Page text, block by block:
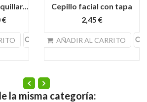
€
search
Cepillo facial con tapa
2,45 €
AÑADIR AL CARRITO search
la misma categoría: